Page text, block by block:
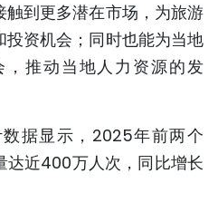
到更多潜在市场，为旅游
资机会；同时也能为当地
推动当地人力资源的发
据显示，2025年前两个
达近400万人次，同比增长